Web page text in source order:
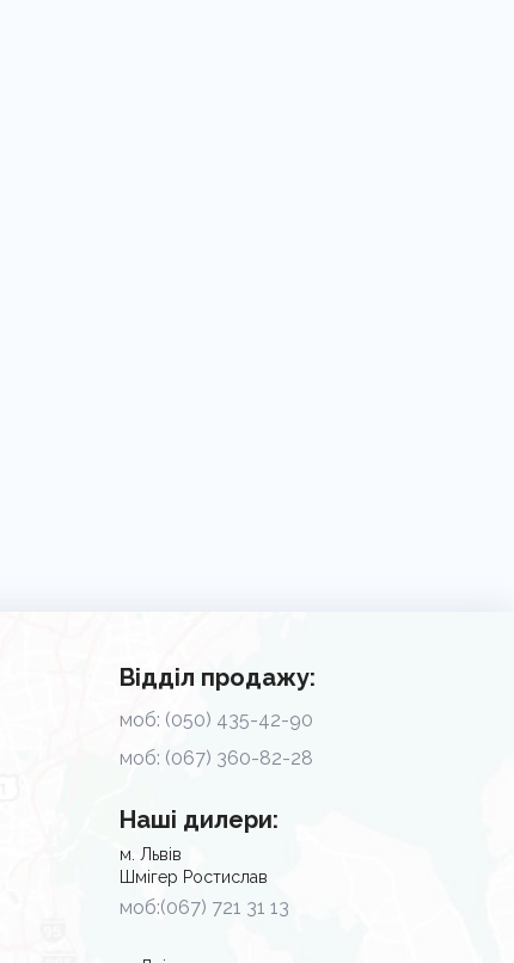
Відділ продажу:
моб: (050) 435-42-90
моб: (067) 360-82-28
Наші дилери:
м. Львів
Шмігер Ростислав
моб:(067) 721 31 13